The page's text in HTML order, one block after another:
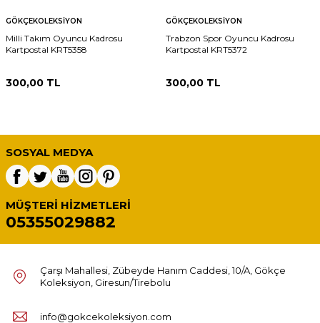
GÖKÇEKOLEKSIYON
Milli Takım Oyuncu Kadrosu
Kartpostal KRT5358
300,00 TL
GÖKÇEKOLEKSIYON
Trabzon Spor Oyuncu Kadrosu
Kartpostal KRT5372
300,00 TL
SOSYAL MEDYA
MÜŞTERI HIZMETLERI
05355029882
Çarşı Mahallesi, Zübeyde Hanım Caddesi, 10/A, Gökçe
Koleksiyon, Giresun/Tirebolu
info@gokcekoleksiyon.com